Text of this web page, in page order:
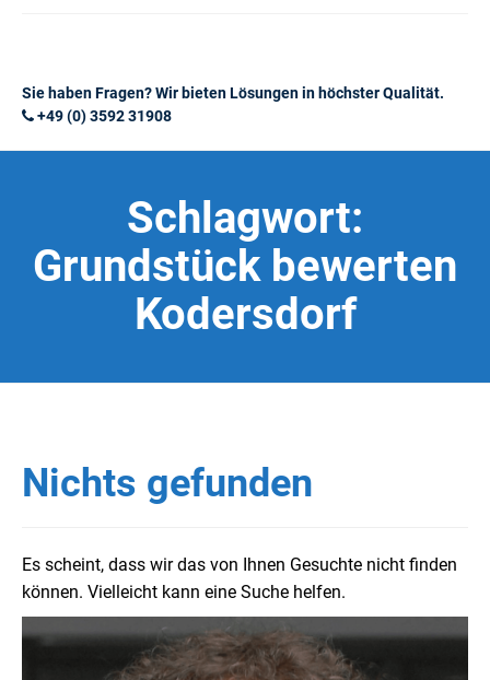
Sie haben Fragen? Wir bieten Lösungen in höchster Qualität.
+49 (0) 3592 31908
Schlagwort:
Grundstück bewerten
Kodersdorf
Nichts gefunden
Es scheint, dass wir das von Ihnen Gesuchte nicht finden
können. Vielleicht kann eine Suche helfen.